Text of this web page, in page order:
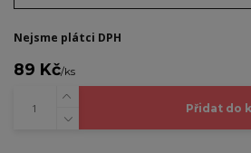
Nejsme plátci DPH
89 Kč/ks
Přidat do